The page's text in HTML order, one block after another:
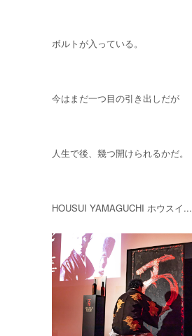
ボルトが入っている。
今はまだ一つ目の引き出しだが
人生で後、幾つ開けられるかだ。
HOUSUI YAMAGUCHI ホウスイ...